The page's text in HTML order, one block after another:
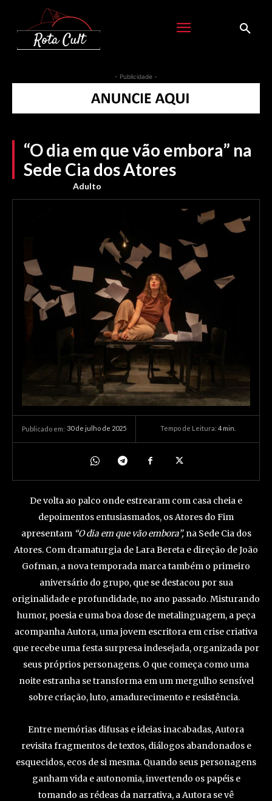
- Publicidade -
“O dia em que vão embora” na
Sede Cia dos Atores
Adulto
Publicado em: 30 de julho de 2025 Tempo de Leitura: 4min.
De volta ao palco onde estrearam com casa cheia e
depoimentos entusiasmados, os Atores do Fim
apresentam “O dia em que vão embora”, na Sede Cia dos
Atores. Com dramaturgia de Lara Bereta e direção de João
Gofman, a nova temporada marca também o primeiro
aniversário do grupo, que se destacou por sua
originalidade e profundidade, no ano passado. Misturando
humor, poesia e uma boa dose de metalinguagem, a peça
acompanha Autora, uma jovem escritora em crise criativa
que recebe uma festa surpresa indesejada, organizada por
seus próprios personagens. O que começa como uma
noite estranha se transforma em um mergulho sensível
sobre criação, luto, amadurecimento e resistência.
Entre memórias difusas e ideias inacabadas, Autora
revisita fragmentos de textos, diálogos abandonados e
esquecidos, ecos de si mesma. Quando seus personagens
ganham vida e autonomia, invertendo os papéis e
tomando as rédeas da narrativa, a Autora se vê